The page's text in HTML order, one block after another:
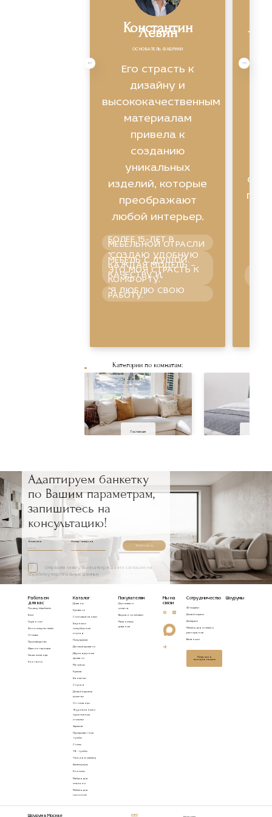
Константин
Левин
ОСНОВАТЕЛЬ ФАБРИКИ
Его страсть к
дизайну и
высококачественным
материалам
привела к
созданию
уникальных
изделий, которые
преображают
любой интерьер.
БОЛЕЕ 15-ЛЕТ В
МЕБЕЛЬНОЙ ОТРАСЛИ
"СОЗДАЮ УДОБНУЮ
МЕБЕЛЬ С ДУШОЙ.
КАЖДАЯ МОДЕЛЬ –
ЭТО МОЯ СТРАСТЬ К
КАЧЕСТВУ И
КОМФОРТУ."
"Я ЛЮБЛЮ СВОЮ
РАБОТУ."
Категории по комнатам:
Гостиная
Адаптируем банкетку
по Вашим параметрам,
запишитесь на
консультацию!
Ваше имя Номер телефона
Записаться
Отправляя заявку, Вы подтверждаете согласие на
обработку персональных данных
Работаем
для вас
Почему Idealbeds
Блог
Гарантии
Фото покупателей
Отзывы
Производство
Идеи интерьера
Наша команда
Контакты
Каталог
Диваны
Кровати
Стеновые панели
Барные и
полубарные
стулья
Полукресла
Детские кровати
Двухъярусные
кровати
Матрасы
Кресла
Банкетки
Стулья
Дизайнерские
кушетки
Оттоманки
Журнальные и
приставные
столики
Зеркала
Прикроватные
тумбы
Столы
ТВ - тумбы
Уличная мебель
Аксессуары
Консоли
Мебель для
спальни
Мебель для
гостиной
Покупателям
Доставка и
оплата
Варианты обивки
Механизмы
диванов
Мы на
связи
Сотрудничество
3D модели
Дизайнерам
Дилерам
Мебель для отелей и
ресторанов
Вакансии
Получить
консультацию
Шоурумы
Шоурум в Москве